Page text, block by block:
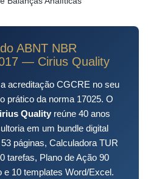
ABNT NBR
— Cirius Quality
acreditação CGCRE no seu
prático da norma 17025. O
Quality reúne 40 anos
em um bundle digital
páginas, Calculadora TUR
tarefas, Plano de Ação 90
10 templates Word/Excel.